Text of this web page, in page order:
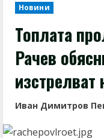
Новини
Топлата
Рачев
изстрелват
Иван Димитров